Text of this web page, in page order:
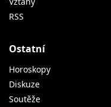
RSS
Ostatní
Horoskopy
Diskuze
Soutěže